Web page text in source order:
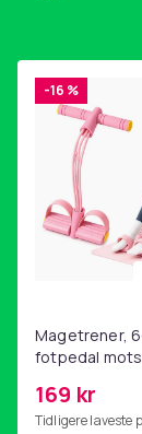
-16 %
Magetrener,
fotpedal
yoga og
169 kr
Tidligere laveste